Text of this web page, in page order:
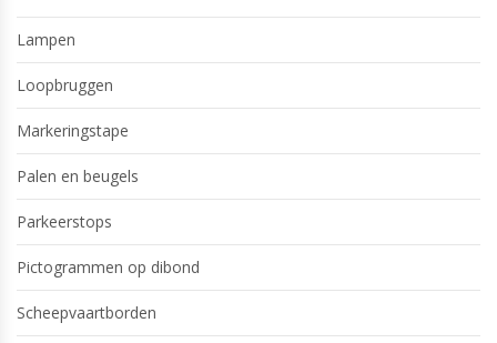
Lampen
Loopbruggen
Markeringstape
Palen en beugels
Parkeerstops
Pictogrammen op dibond
Scheepvaartborden